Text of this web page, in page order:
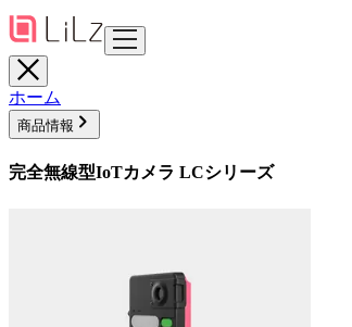
ホーム
商品情報
完全無線型IoTカメラ LCシリーズ